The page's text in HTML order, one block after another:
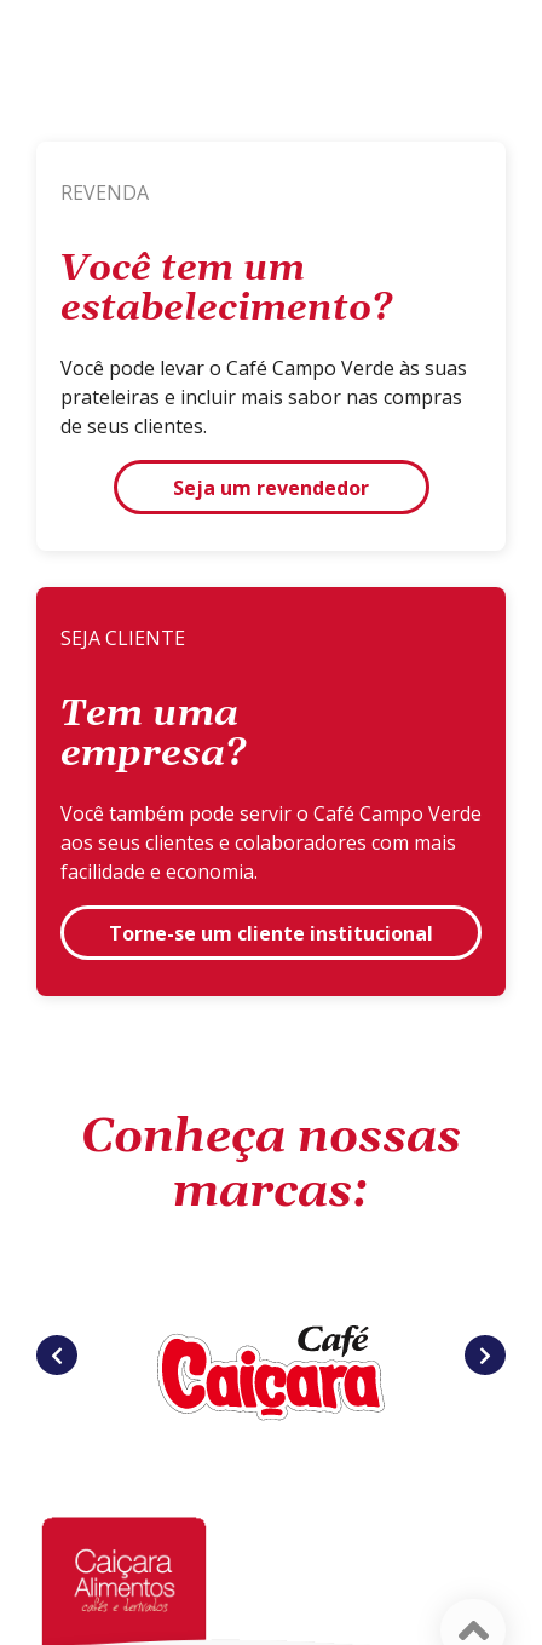
REVENDA
Você tem um
estabelecimento?
Você pode levar o Café Campo Verde às suas
prateleiras e incluir mais sabor nas compras
de seus clientes.
Seja um revendedor
SEJA CLIENTE
Tem uma
empresa?
Você também pode servir o Café Campo Verde
aos seus clientes e colaboradores com mais
facilidade e economia.
Torne-se um cliente institucional
Conheça nossas
marcas: